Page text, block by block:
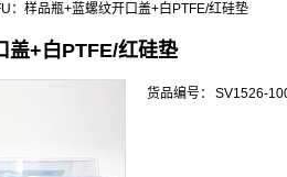
：样品瓶+蓝螺纹开口盖+白PTFE/红硅垫
盖+白PTFE/红硅垫
货品编号： SV1526-